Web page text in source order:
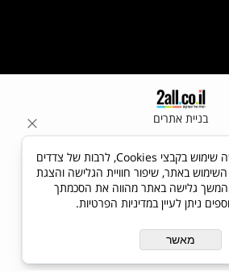
בניית אתרים
לידיעתך, באתרנו נעשה שימוש בקבצי Cookies, לרבות של צדדים
השימוש באתר, שיפור חוויית הגלישה והצגת
גלישה באתר מהווה את הסכמתך
ניתן לעיין במדיניות הפרטיות.
מאשר